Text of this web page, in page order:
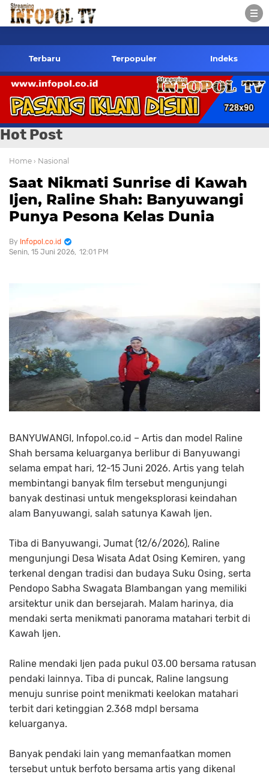
085784424805 wa
Terbaru Terpopuler Indeks
Hot Post
Home › Nasional
Saat Nikmati Sunrise di Kawah
Ijen, Raline Shah: Banyuwangi
Punya Pesona Kelas Dunia
Infopol.co.id
Senin, 15 Juni 2026 12:01 PM
BANYUWANGI, Infopol.co.id – Artis dan model Raline
Shah bersama keluarganya berlibur di Banyuwangi
selama empat hari, 12-15 Juni 2026. Artis yang telah
membintangi banyak film tersebut mengunjungi
banyak destinasi untuk mengeksplorasi keindahan
alam Banyuwangi, salah satunya Kawah Ijen.
Tiba di Banyuwangi, Jumat (12/6/2026), Raline
mengunjungi Desa Wisata Adat Osing Kemiren, yang
terkenal dengan tradisi dan budaya Suku Osing, serta
Pendopo Sabha Swagata Blambangan yang memiliki
arsitektur unik dan bersejarah. Malam harinya, dia
mendaki serta menikmati panorama matahari terbit di
Kawah Ijen.
Raline mendaki Ijen pada pukul 03.00 bersama ratusan
pendaki lainnya. Tiba di puncak, Raline langsung
menuju sunrise point menikmati keelokan matahari
terbit dari ketinggian 2.368 mdpl bersama
keluarganya.
Banyak pendaki lain yang memanfaatkan momen
tersebut untuk berfoto bersama artis yang dikenal